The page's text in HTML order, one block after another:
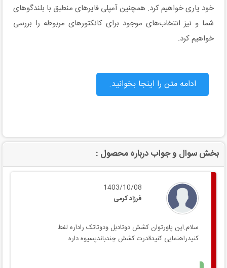
خود یاری خواهیم کرد. همچنین آمپلی فایرهای منطبق با بلندگوهای
شما و نیز انتخاب‌های موجود برای کانکتورهای مربوطه را بررسی
خواهیم کرد.
ادامه متن را اینجا بخوانید.
بخش سوال و جواب درباره محصول :
1403/10/08
فرزاد کرمی
سلام.این پاورتوان کشش دوتادبل ودوتاتک راداره لفط
کنیدراهنمایی کنیدقدرت کشش چندباندپسیوه داره